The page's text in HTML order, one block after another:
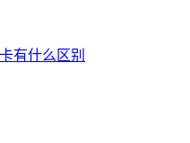
有什么区别